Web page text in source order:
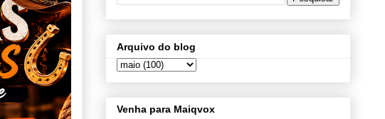
Arquivo do blog
Venha para Maiqvox